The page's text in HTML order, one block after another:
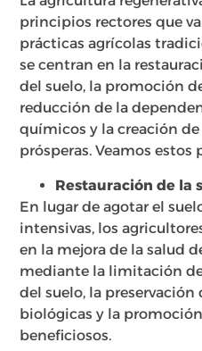
principios rectores que
prácticas agrícolas
se centran en la
del suelo, la promoción
reducción de la
químicos y la creación
prósperas. Veamos
Restauración de la
En lugar de agotar el
intensivas, los
en la mejora de la salud
mediante la limitación
del suelo, la preservación
biológicas y la
beneficiosos.